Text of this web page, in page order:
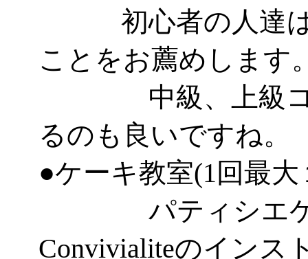
初心者の人達は
ことをお薦めします
中級、上級コー
るのも良いですね。
●ケーキ教室(1回最大
パティシエケー
Convivialiteのインス